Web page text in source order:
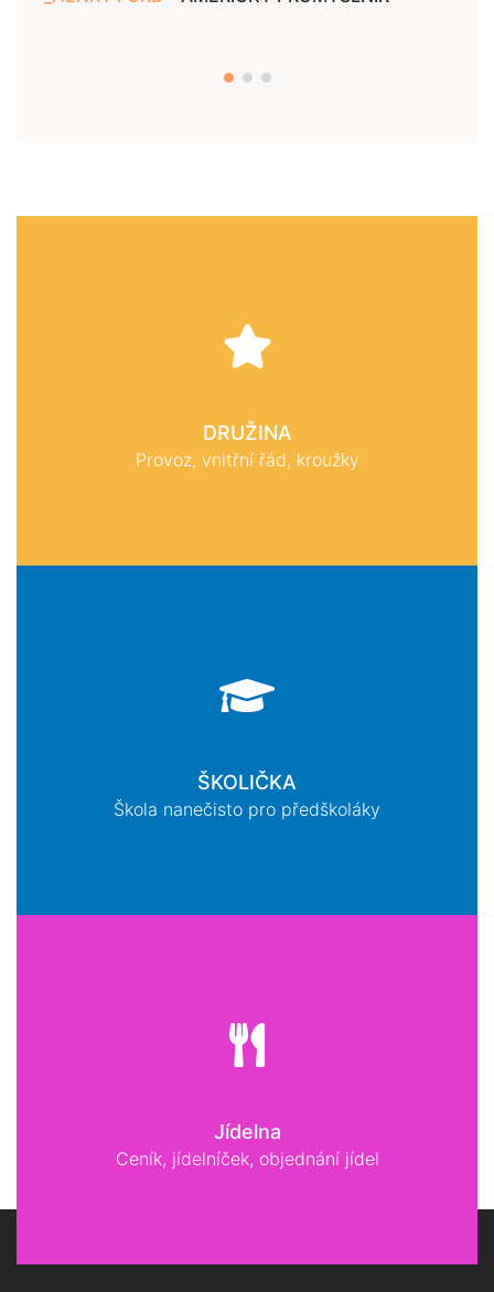
DRUŽINA
Provoz, vnitřní řád, kroužky
ŠKOLIČKA
Škola nanečisto pro předškoláky
Jídelna
Ceník, jídelníček, objednání jídel